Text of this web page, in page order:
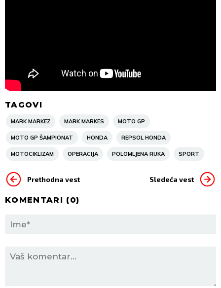
TAGOVI
MARK MARKEZ MARK MARKES MOTO GP
MOTO GP ŠAMPIONAT HONDA REPSOL HONDA
MOTOCIKLIZAM OPERACIJA POLOMLJENA RUKA SPORT
Prethodna vest Sledeća vest
KOMENTARI (0)